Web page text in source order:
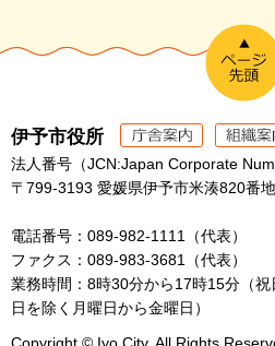
伊予市役所
法人番号（JCN:Japan Corporate
〒799-3193 愛媛県伊予市米湊820番
電話番号：089-982-1111（代表）
ファクス：089-983-3681（代表）
業務時間：8時30分から17時15分（
日を除く月曜日から金曜日）